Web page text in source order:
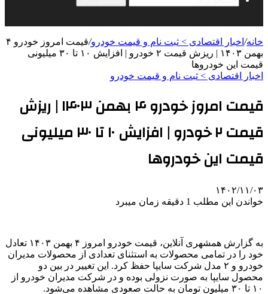
خانه/ اخبار اقتصادی > ثبت نام و قیمت خودرو/
قیمت امروز خودرو ۴
بهمن ۱۴۰۳ | ریزش قیمت ۲ خودرو | افزایش ۱۰ تا ۳۰ میلیونی
قیمت این خودروها
اخبار اقتصادی > ثبت نام و قیمت خودرو
قیمت امروز خودرو ۴ بهمن ۱۴۰۳ | ریزش
قیمت ۲ خودرو | افزایش ۱۰ تا ۳۰ میلیونی
قیمت این خودروها
۱۴۰۲/۱۱/۰۳
خواندن این مطلب 1 دقیقه زمان میبرد
به گزارش همشهری آنلاین، قیمت خودرو امروز ۴ بهمن ۱۴۰۳ تعادل
خود را در تمامی محصولات به استثنای تعدادی از محصولات مدیران
خودرو و ۲ مدل شرکت سایپا حفظ کرد. این تغییر در بین دو
محصول سایپا به صورت نزولی بوده و در شرکت مدیران خودرو از
۱۰ تا ۳۰ میلیون تومان به حالت صعودی مشاهده می‌شود.